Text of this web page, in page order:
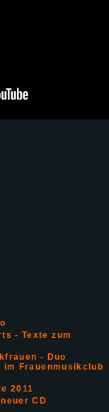
- Texte zum
- Duo
im Frauenmusikclub
2011
CD